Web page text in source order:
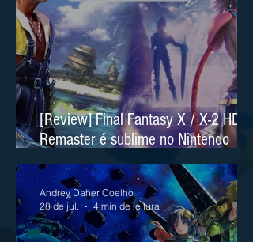
[Review] Final Fantasy X / X-2 HD
Remaster é sublime no Nintendo
Switch 2
Andrey Daher Coelho
28 de jul.
4 min de leitura